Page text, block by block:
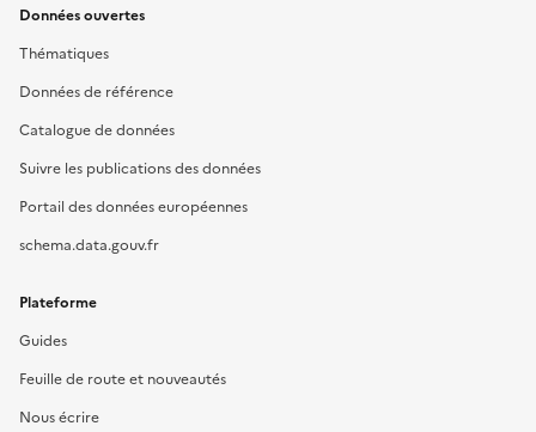
Données ouvertes
Thématiques
Données de référence
Catalogue de données
Suivre les publications des données
Portail des données européennes
schema.data.gouv.fr
Plateforme
Guides
Feuille de route et nouveautés
Nous écrire